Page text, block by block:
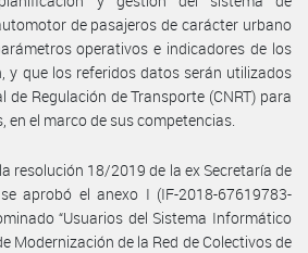
de pasajeros de carácter urbano
operativos e indicadores de los
y que los referidos datos serán utilizados
de Regulación de Transporte (CNRT) para
en el marco de sus competencias.
resolución 18/2019 de la ex Secretaría de
aprobó el anexo I (IF-2018-67619783-
“Usuarios del Sistema Informático
Modernización de la Red de Colectivos de